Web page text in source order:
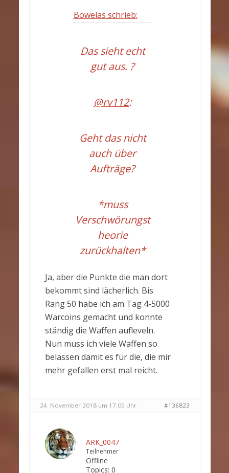
Bowelas schrieb:
Das sieht echt
gut aus. ?
@rv112:
Geht das nicht
auch über
Aufträge?
*muss
Verschwörungst
heorie
zurückhalten*
Ja, aber die Punkte die man dort
bekommt sind lächerlich. Bis
Rang 50 habe ich am Tag 4-5000
Warcoins gemacht und konnte
ständig die Waffen aufleveln.
Nun muss ich viele Waffen so
belassen damit es für die, die mir
mehr gefallen erst mal reicht.
24. November 2018 um 17:05 Uhr #136823
ARK_0047
Teilnehmer
Offline
Topics: 0